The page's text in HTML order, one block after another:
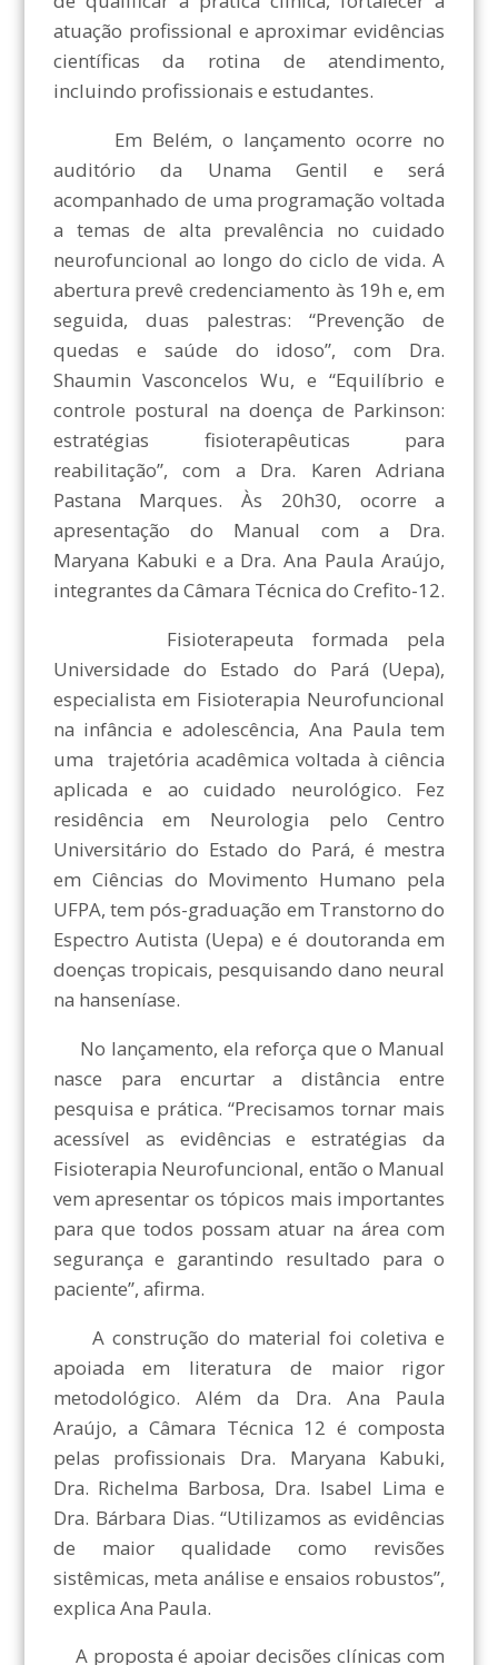
atuação profissional e aproximar evidências
científicas da rotina de atendimento,
incluindo profissionais e estudantes.
Em Belém, o lançamento ocorre no
auditório da Unama Gentil e será
acompanhado de uma programação voltada
a temas de alta prevalência no cuidado
neurofuncional ao longo do ciclo de vida. A
abertura prevê credenciamento às 19h e, em
seguida, duas palestras: “Prevenção de
quedas e saúde do idoso”, com Dra.
Shaumin Vasconcelos Wu, e “Equilíbrio e
controle postural na doença de Parkinson:
estratégias fisioterapêuticas para
reabilitação”, com a Dra. Karen Adriana
Pastana Marques. Às 20h30, ocorre a
apresentação do Manual com a Dra.
Maryana Kabuki e a Dra. Ana Paula Araújo,
integrantes da Câmara Técnica do Crefito-12.
Fisioterapeuta formada pela
Universidade do Estado do Pará (Uepa),
especialista em Fisioterapia Neurofuncional
na infância e adolescência, Ana Paula tem
uma trajetória acadêmica voltada à ciência
aplicada e ao cuidado neurológico. Fez
residência em Neurologia pelo Centro
Universitário do Estado do Pará, é mestra
em Ciências do Movimento Humano pela
UFPA, tem pós-graduação em Transtorno do
Espectro Autista (Uepa) e é doutoranda em
doenças tropicais, pesquisando dano neural
na hanseníase.
No lançamento, ela reforça que o Manual
nasce para encurtar a distância entre
pesquisa e prática. “Precisamos tornar mais
acessível as evidências e estratégias da
Fisioterapia Neurofuncional, então o Manual
vem apresentar os tópicos mais importantes
para que todos possam atuar na área com
segurança e garantindo resultado para o
paciente”, afirma.
A construção do material foi coletiva e
apoiada em literatura de maior rigor
metodológico. Além da Dra. Ana Paula
Araújo, a Câmara Técnica 12 é composta
pelas profissionais Dra. Maryana Kabuki,
Dra. Richelma Barbosa, Dra. Isabel Lima e
Dra. Bárbara Dias. “Utilizamos as evidências
de maior qualidade como revisões
sistêmicas, meta análise e ensaios robustos”,
explica Ana Paula.
A proposta é apoiar decisões clínicas com